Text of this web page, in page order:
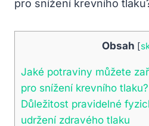
Obsah [
Jaké potraviny ⁢můžete
pro snížení krevního tlaku?
Důležitost pravidelné⁢
⁣udržení ⁢zdravého tlaku